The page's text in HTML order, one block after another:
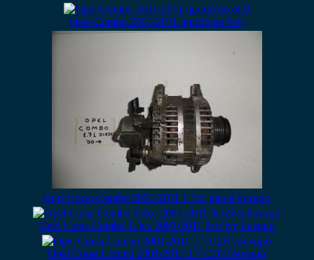
Opel Combo 2001-2011 ημιαξόνιο δεξί
Opel Corsa Combo 2001-2011 1.7cc diesel δυναμό
Opel Corsa Combo 1.4cc 2001-2011 βενζίνη δυναμό
Opel Corsa Combo 2001-2011 1.7 CDTi δυναμό